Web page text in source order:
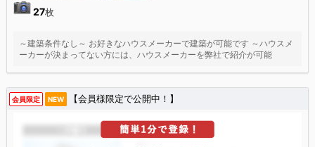
27枚
～建築条件なし～ お好きなハウスメーカーで建築が可能です ～ハウスメ
ーカーが決まってない方には、ハウスメーカーを弊社で紹介が可能
会員限定 NEW 【会員様限定で公開中！】